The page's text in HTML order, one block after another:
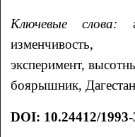
Ключевые слова:
изменчивость,
эксперимент,
боярышник,
DOI: 10.24412/